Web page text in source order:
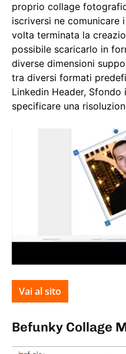
proprio collage
iscriversi ne comunicare
volta terminata la
possibile scaricarlo in
diverse dimensioni
tra diversi formati
Linkedin Header, Sfondo
specificare una
Vai al sito
Befunky Collage